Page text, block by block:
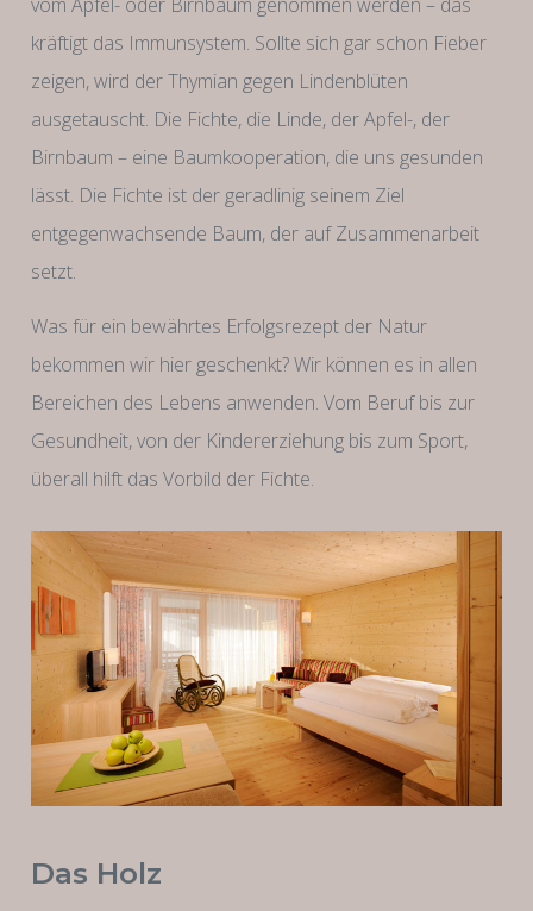
kräftigt das Immunsystem. Sollte sich gar schon Fieber
zeigen, wird der Thymian gegen Lindenblüten
ausgetauscht. Die Fichte, die Linde, der Apfel-, der
Birnbaum – eine Baumkooperation, die uns gesunden
lässt. Die Fichte ist der geradlinig seinem Ziel
entgegenwachsende Baum, der auf Zusammenarbeit
setzt.
Was für ein bewährtes Erfolgsrezept der Natur
bekommen wir hier geschenkt? Wir können es in allen
Bereichen des Lebens anwenden. Vom Beruf bis zur
Gesundheit, von der Kindererziehung bis zum Sport,
überall hilft das Vorbild der Fichte.
Das Holz